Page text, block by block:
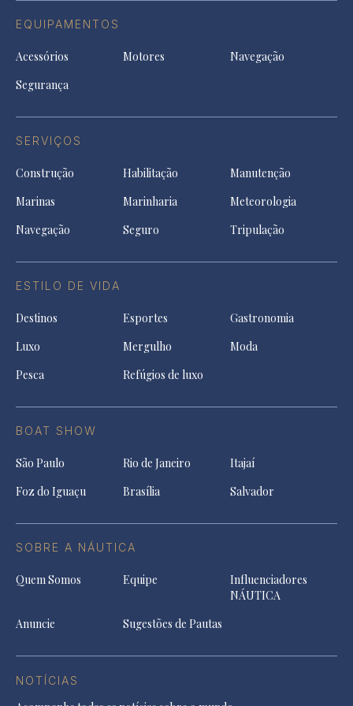
EQUIPAMENTOS
Acessórios Motores
Navegação
Segurança
SERVIÇOS
Construção Habilitação
Manutenção
Marinas
Marinharia
Meteorologia
Navegação
Seguro Tripulação
ESTILO DE VIDA
Destinos Esportes
Gastronomia
Luxo
Mergulho
Moda
Pesca
Refúgios de luxo
BOAT SHOW
São Paulo Rio de Janeiro
Itajaí
Foz do Iguaçu
Brasília Salvador
SOBRE A NÁUTICA
Quem Somos Equipe
Influenciadores
NÁUTICA
Anuncie
Sugestões de Pautas
NOTÍCIAS